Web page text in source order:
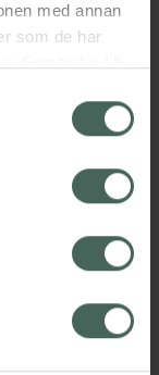
med annan
som de har
påverkar inte
återkallelsen.
Visa
oss från Skåne i
uppdrag att
att prata